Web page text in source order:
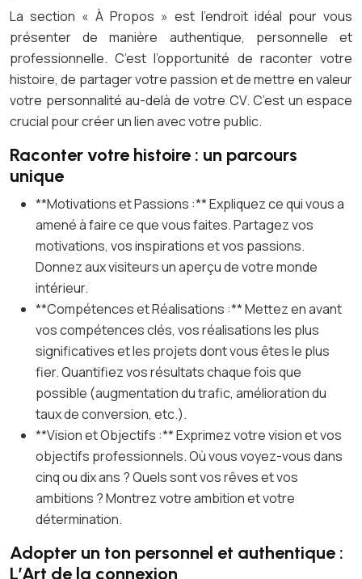
La section « À Propos » est l’endroit idéal pour vous
présenter de manière authentique, personnelle et
professionnelle. C’est l’opportunité de raconter votre
histoire, de partager votre passion et de mettre en valeur
votre personnalité au-delà de votre CV. C’est un espace
crucial pour créer un lien avec votre public.
Raconter votre histoire : un parcours
unique
**Motivations et Passions :** Expliquez ce qui vous a
amené à faire ce que vous faites. Partagez vos
motivations, vos inspirations et vos passions.
Donnez aux visiteurs un aperçu de votre monde
intérieur.
**Compétences et Réalisations :** Mettez en avant
vos compétences clés, vos réalisations les plus
significatives et les projets dont vous êtes le plus
fier. Quantifiez vos résultats chaque fois que
possible (augmentation du trafic, amélioration du
taux de conversion, etc.).
**Vision et Objectifs :** Exprimez votre vision et vos
objectifs professionnels. Où vous voyez-vous dans
cinq ou dix ans ? Quels sont vos rêves et vos
ambitions ? Montrez votre ambition et votre
détermination.
Adopter un ton personnel et authentique :
L’Art de la connexion